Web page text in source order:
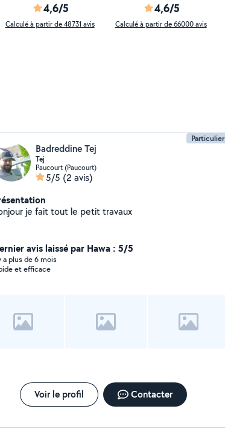
4,6/5
Calculé à partir de 48731 avis
4,6/5
Calculé à partir de 66000 avis
Particulier
Badreddine Tej
Tej
Paucourt (Paucourt)
5/5 (2 avis)
je fait tout le petit travaux
avis laissé par Hawa : 5/5
a plus de 6 mois
et efficace
Voir le profil Contacter